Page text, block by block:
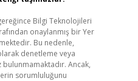
Bilgi Teknolojileri
onaylanmış bir Yer
Bu nedenle,
denetleme veya
Ancak,
sorumluluğunu